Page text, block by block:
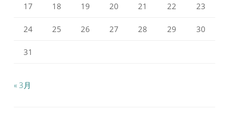
17 18 19 20 21 22 23
24 25 26 27 28 29 30
31
« 3月